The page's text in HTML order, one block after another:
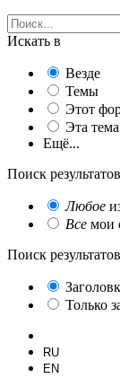
Искать в
Везде
Темы
Этот
Эта тема
Ещё...
Поиск
Любое
Все мои
Поиск
Только
RU
EN